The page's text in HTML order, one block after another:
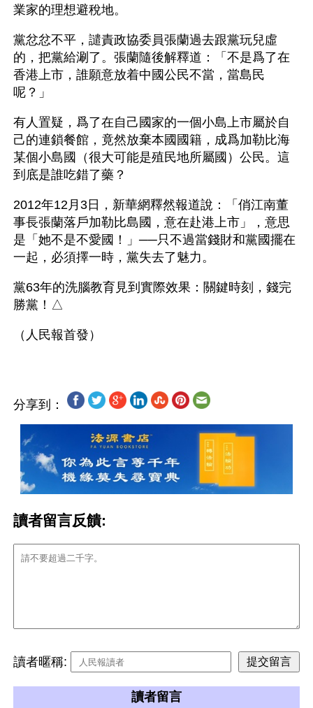
業家的理想避稅地。
黨忿忿不平，譴責政協委員張蘭過去跟黨玩兒虛
的，把黨給涮了。張蘭隨後解釋道：「不是爲了在
香港上市，誰願意放着中國公民不當，當島民
呢？」
有人置疑，爲了在自己國家的一個小島上市屬於自
己的連鎖餐館，竟然放棄本國國籍，成爲加勒比海
某個小島國（很大可能是殖民地所屬國）公民。這
到底是誰吃錯了藥？
2012年12月3日，新華網釋然報道說：「俏江南董
事長張蘭落戶加勒比島國，意在赴港上市」，意思
是「她不是不愛國！」──只不過當錢財和黨國擺在
一起，必須擇一時，黨失去了魅力。
黨63年的洗腦教育見到實際效果：關鍵時刻，錢完
勝黨！△
分享到：
讀者留言反饋:
讀者暱稱:
讀者留言